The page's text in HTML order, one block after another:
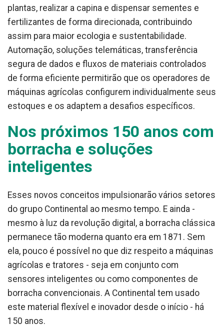
plantas, realizar a capina e dispensar sementes e
fertilizantes de forma direcionada, contribuindo
assim para maior ecologia e sustentabilidade.
Automação, soluções telemáticas, transferência
segura de dados e fluxos de materiais controlados
de forma eficiente permitirão que os operadores de
máquinas agrícolas configurem individualmente seus
estoques e os adaptem a desafios específicos.
Nos próximos 150 anos com
borracha e soluções
inteligentes
Esses novos conceitos impulsionarão vários setores
do grupo Continental ao mesmo tempo. E ainda -
mesmo à luz da revolução digital, a borracha clássica
permanece tão moderna quanto era em 1871. Sem
ela, pouco é possível no que diz respeito a máquinas
agrícolas e tratores - seja em conjunto com
sensores inteligentes ou como componentes de
borracha convencionais. A Continental tem usado
este material flexível e inovador desde o início - há
150 anos.